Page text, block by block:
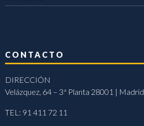
CONTACTO
DIRECCIÓN
Velázquez, 64 – 3ª Planta 28001 | Madrid
TEL: 91 411 72 11